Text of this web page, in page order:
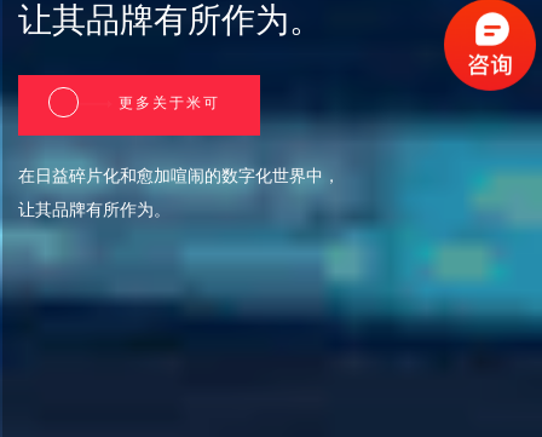
让其品牌有所作为。
更多关于米可
在日益碎片化和愈加喧闹的数字化世界中，
让其品牌有所作为。